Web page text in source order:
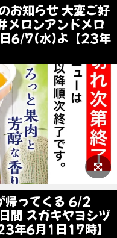
お知らせ 大変ご好
メロンアンドメロ
日6/7(水)よ【23年
帰ってくる 6/2
スガキヤヨシヅ
年6月1日17時】